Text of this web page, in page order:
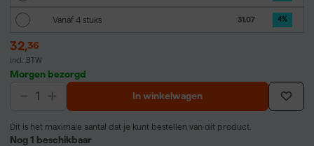
Vanaf 4 stuks 31.07 4%
32,36
incl. BTW
Morgen bezorgd
In winkelwagen
Dit is het maximale aantal dat je kunt bestellen van dit product.
Nog 1 beschikbaar